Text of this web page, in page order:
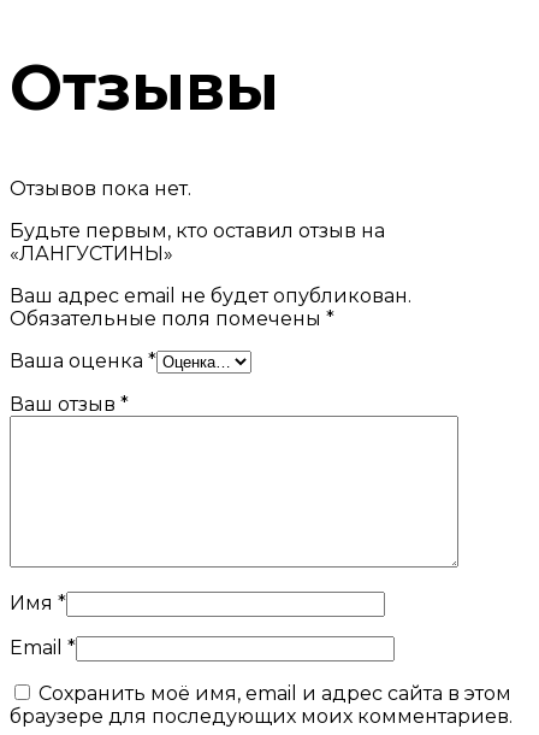
Отзывы
Отзывов пока нет.
Будьте первым, кто оставил отзыв на
«ЛАНГУСТИНЫ»
Ваш адрес email не будет опубликован.
Обязательные поля помечены *
Ваша оценка *
Ваш отзыв *
Имя *
Email *
Сохранить моё имя, email и адрес сайта в этом
браузере для последующих моих комментариев.